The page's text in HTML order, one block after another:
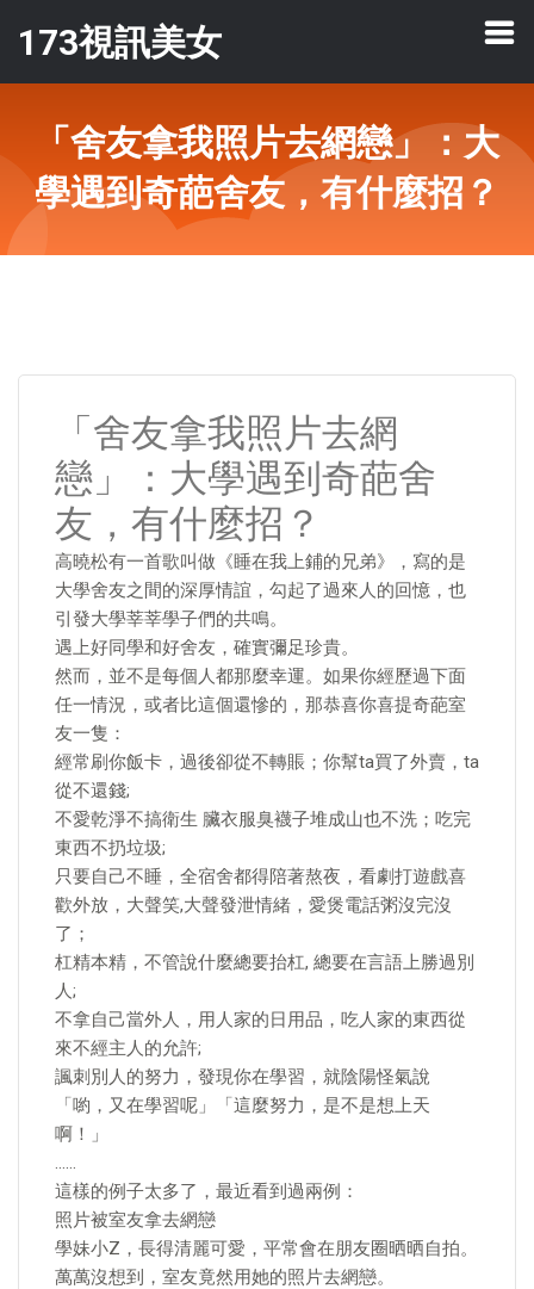
173視訊美女
「舍友拿我照片去網戀」：大
學遇到奇葩舍友，有什麼招？
「舍友拿我照片去網
戀」：大學遇到奇葩舍
友，有什麼招？
高曉松有一首歌叫做《睡在我上鋪的兄弟》，寫的是
大學舍友之間的深厚情誼，勾起了過來人的回憶，也
引發大學莘莘學子們的共鳴。
遇上好同學和好舍友，確實彌足珍貴。
然而，並不是每個人都那麼幸運。如果你經歷過下面
任一情況，或者比這個還慘的，那恭喜你喜提奇葩室
友一隻：
經常刷你飯卡，過後卻從不轉賬；你幫ta買了外賣，ta
從不還錢;
不愛乾淨不搞衛生 臟衣服臭襪子堆成山也不洗；吃完
東西不扔垃圾;
只要自己不睡，全宿舍都得陪著熬夜，看劇打遊戲喜
歡外放，大聲笑,大聲發泄情緒，愛煲電話粥沒完沒
了；
杠精本精，不管說什麼總要抬杠, 總要在言語上勝過別
人;
不拿自己當外人，用人家的日用品，吃人家的東西從
來不經主人的允許;
諷刺別人的努力，發現你在學習，就陰陽怪氣說
「喲，又在學習呢」「這麼努力，是不是想上天
啊！」
……
這樣的例子太多了，最近看到過兩例：
照片被室友拿去網戀
學妹小Z，長得清麗可愛，平常會在朋友圈晒晒自拍。
萬萬沒想到，室友竟然用她的照片去網戀。